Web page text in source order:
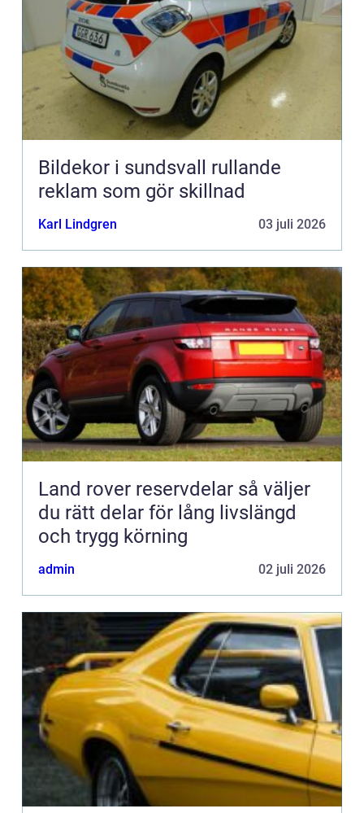
Bildekor i sundsvall rullande
reklam som gör skillnad
Karl Lindgren 03 juli 2026
Land rover reservdelar så väljer
du rätt delar för lång livslängd
och trygg körning
admin 02 juli 2026